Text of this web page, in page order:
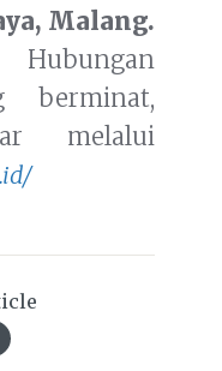
Malang.
berminat,
melalui